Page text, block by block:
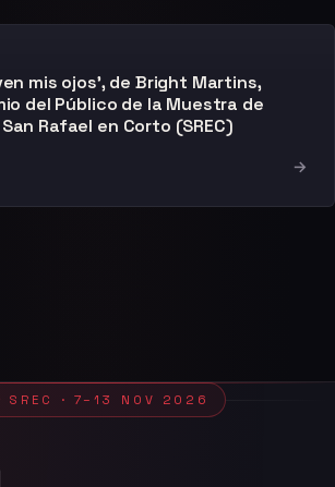
mis ojos’, de Bright Martins,
del Público de la Muestra de
Rafael en Corto (SREC)
→
SREC · 7–13 NOV 2026